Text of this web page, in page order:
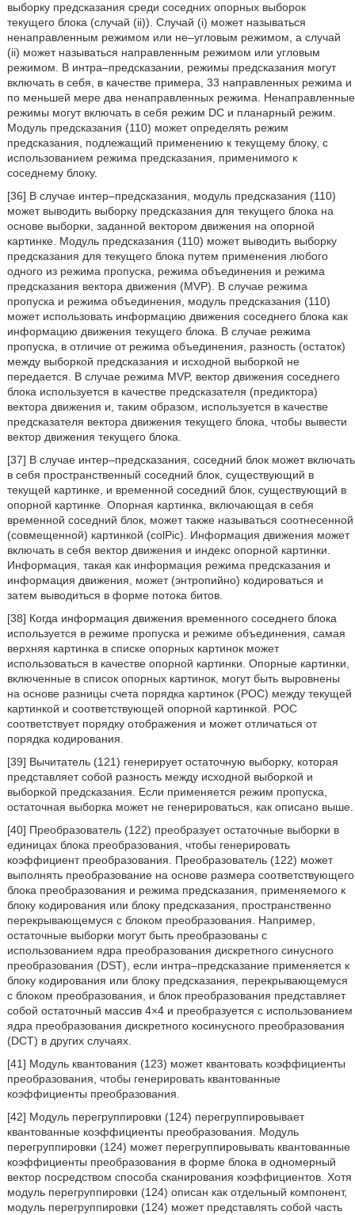
выборку предсказания среди соседних опорных выборок
текущего блока (случай (ii)). Случай (i) может называться
ненаправленным режимом или не–угловым режимом, а случай
(ii) может называться направленным режимом или угловым
режимом. В интра–предсказании, режимы предсказания могут
включать в себя, в качестве примера, 33 направленных режима и
по меньшей мере два ненаправленных режима. Ненаправленные
режимы могут включать в себя режим DC и планарный режим.
Модуль предсказания (110) может определять режим
предсказания, подлежащий применению к текущему блоку, с
использованием режима предсказания, применимого к
соседнему блоку.
[36] В случае интер–предсказания, модуль предсказания (110)
может выводить выборку предсказания для текущего блока на
основе выборки, заданной вектором движения на опорной
картинке. Модуль предсказания (110) может выводить выборку
предсказания для текущего блока путем применения любого
одного из режима пропуска, режима объединения и режима
предсказания вектора движения (MVP). В случае режима
пропуска и режима объединения, модуль предсказания (110)
может использовать информацию движения соседнего блока как
информацию движения текущего блока. В случае режима
пропуска, в отличие от режима объединения, разность (остаток)
между выборкой предсказания и исходной выборкой не
передается. В случае режима MVP, вектор движения соседнего
блока используется в качестве предсказателя (предиктора)
вектора движения и, таким образом, используется в качестве
предсказателя вектора движения текущего блока, чтобы вывести
вектор движения текущего блока.
[37] В случае интер–предсказания, соседний блок может включать
в себя пространственный соседний блок, существующий в
текущей картинке, и временной соседний блок, существующий в
опорной картинке. Опорная картинка, включающая в себя
временной соседний блок, может также называться соотнесенной
(совмещенной) картинкой (colPic). Информация движения может
включать в себя вектор движения и индекс опорной картинки.
Информация, такая как информация режима предсказания и
информация движения, может (энтропийно) кодироваться и
затем выводиться в форме потока битов.
[38] Когда информация движения временного соседнего блока
используется в режиме пропуска и режиме объединения, самая
верхняя картинка в списке опорных картинок может
использоваться в качестве опорной картинки. Опорные картинки,
включенные в список опорных картинок, могут быть выровнены
на основе разницы счета порядка картинок (POC) между текущей
картинкой и соответствующей опорной картинкой. POC
соответствует порядку отображения и может отличаться от
порядка кодирования.
[39] Вычитатель (121) генерирует остаточную выборку, которая
представляет собой разность между исходной выборкой и
выборкой предсказания. Если применяется режим пропуска,
остаточная выборка может не генерироваться, как описано выше.
[40] Преобразователь (122) преобразует остаточные выборки в
единицах блока преобразования, чтобы генерировать
коэффициент преобразования. Преобразователь (122) может
выполнять преобразование на основе размера соответствующего
блока преобразования и режима предсказания, применяемого к
блоку кодирования или блоку предсказания, пространственно
перекрывающемуся с блоком преобразования. Например,
остаточные выборки могут быть преобразованы с
использованием ядра преобразования дискретного синусного
преобразования (DST), если интра–предсказание применяется к
блоку кодирования или блоку предсказания, перекрывающемуся
с блоком преобразования, и блок преобразования представляет
собой остаточный массив 4×4 и преобразуется с использованием
ядра преобразования дискретного косинусного преобразования
(DCT) в других случаях.
[41] Модуль квантования (123) может квантовать коэффициенты
преобразования, чтобы генерировать квантованные
коэффициенты преобразования.
[42] Модуль перегруппировки (124) перегруппировывает
квантованные коэффициенты преобразования. Модуль
перегруппировки (124) может перегруппировывать квантованные
коэффициенты преобразования в форме блока в одномерный
вектор посредством способа сканирования коэффициентов. Хотя
модуль перегруппировки (124) описан как отдельный компонент,
модуль перегруппировки (124) может представлять собой часть